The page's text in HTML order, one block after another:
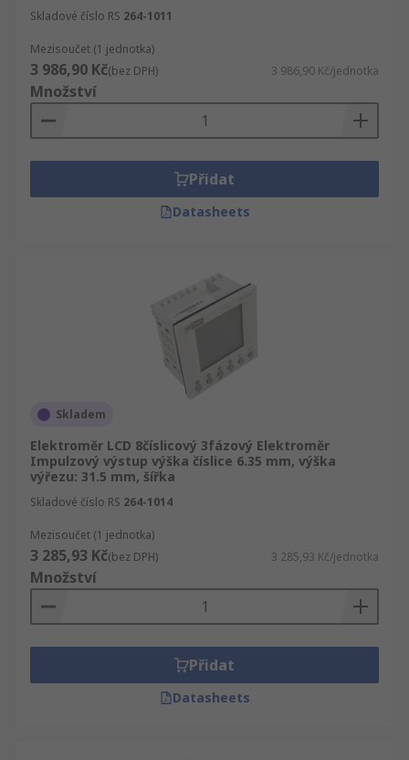
Skladové číslo RS 264-1011
Mezisoučet (1 jednotka)
3 986,90 Kč(bez DPH) 3 986,90 Kč/jednotka
Množství
Přidat
Datasheets
Skladem
Elektroměr LCD 8číslicový 3fázový Elektroměr
Impulzový výstup výška číslice 6.35 mm, výška
výřezu: 31.5 mm, šířka
Skladové číslo RS 264-1014
Mezisoučet (1 jednotka)
3 285,93 Kč(bez DPH) 3 285,93 Kč/jednotka
Množství
Přidat
Datasheets